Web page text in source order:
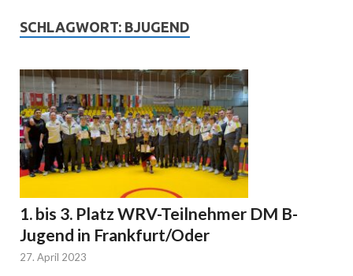
SCHLAGWORT: BJUGEND
1. bis 3. Platz WRV-Teilnehmer DM B-
Jugend in Frankfurt/Oder
27. April 2023